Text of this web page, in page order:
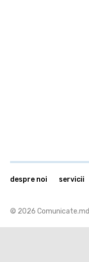
© 2026 Comunicate.md
despre noi servicii